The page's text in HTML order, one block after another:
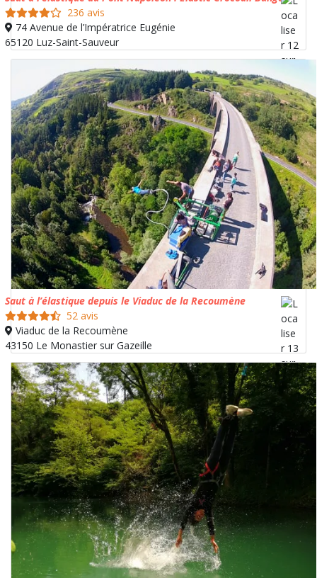
236 avis
74 Avenue de l’Impératrice Eugénie
65120 Luz-Saint-Sauveur
Saut à l’élastique depuis le Viaduc de la Recoumène
52 avis
Viaduc de la Recoumène
43150 Le Monastier sur Gazeille